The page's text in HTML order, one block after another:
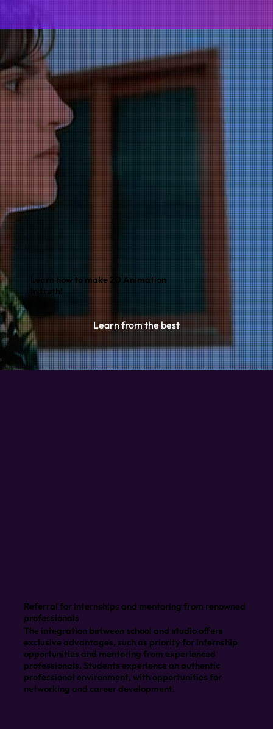
Learn how to make 2D Animation
in truth!
Learn from the best
Referral for internships and mentoring from renowned
professionals
The integration between school and studio offers
exclusive advantages, such as priority for internship
opportunities and mentoring from experienced
professionals. Students experience an authentic
professional environment, with opportunities for
networking and career development.